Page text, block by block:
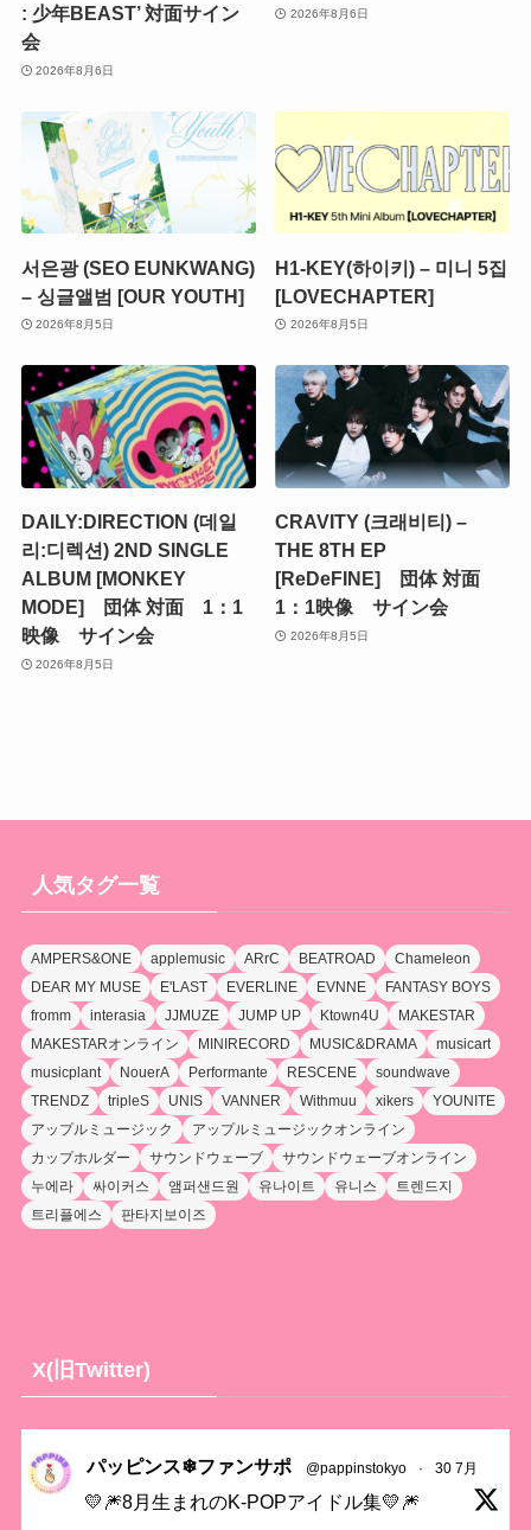
: 少年BEAST’ 対面サイン
会
2026年8月6日
2026年8月6日
서은광 (SEO EUNKWANG)
– 싱글앨범 [OUR YOUTH]
2026年8月5日
H1-KEY(하이키) – 미니 5집
[LOVECHAPTER]
2026年8月5日
DAILY:DIRECTION (데일
리:디렉션) 2ND SINGLE
ALBUM [MONKEY
MODE] 団体 対面 1：1
映像 サイン会
2026年8月5日
CRAVITY (크래비티) –
THE 8TH EP
[ReDeFINE] 団体 対面
1：1映像 サイン会
2026年8月5日
人気タグ一覧
AMPERS&ONE applemusic ARrC BEATROAD
Chameleon
DEAR MY MUSE
E'LAST EVERLINE EVNNE
FANTASY BOYS
fromm
interasia JJMUZE JUMP UP Ktown4U
MAKESTAR
MAKESTARオンライン
MINIRECORD MUSIC&DRAMA
musicart
musicplant
NouerA Performante RESCENE
soundwave
TRENDZ
tripleS UNIS VANNER Withmuu xikers
YOUNITE
アップルミュージック
アップルミュージックオンライン
カップホルダー
サウンドウェーブ
サウンドウェーブオンライン
누에라
싸이커스 앰퍼샌드원 유나이트 유니스
트렌드지
트리플에스
판타지보이즈
X(旧Twitter)
パッピンス❄ファンサポ @pappinstokyo · 30 7月
💛🎆8月生まれのK-POPアイドル集💛🎆